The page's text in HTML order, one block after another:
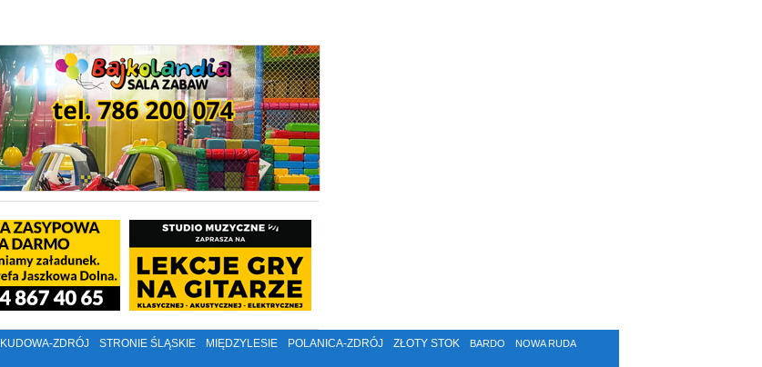
KUDOWA-ZDRÓJ STRONIE ŚLĄSKIE MIĘDZYLESIE POLANICA-ZDRÓJ ZŁOTY STOK BARDO NOWA RUDA